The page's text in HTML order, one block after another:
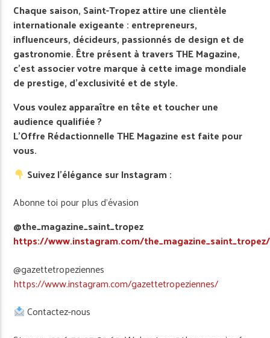
Chaque saison, Saint-Tropez attire une clientèle
internationale exigeante : entrepreneurs,
influenceurs, décideurs, passionnés de design et de
gastronomie. Être présent à travers THE Magazine,
c’est associer votre marque à cette image mondiale
de prestige, d’exclusivité et de style.
Vous voulez apparaître en tête et toucher une
audience qualifiée ?
L’Offre Rédactionnelle THE Magazine est faite pour
vous.
Suivez l’élégance sur Instagram :
Abonne toi pour plus d’évasion
@the_magazine_saint_tropez
https://www.instagram.com/the_magazine_saint_tropez/
@gazettetropeziennes
https://www.instagram.com/gazettetropeziennes/
Contactez-nous